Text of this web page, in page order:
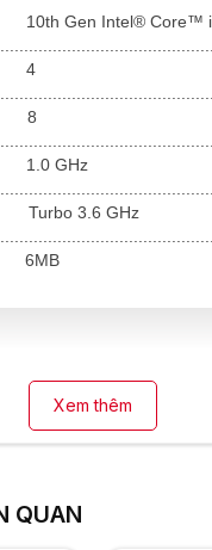
th Gen Intel® Core™ i
GHz
3.6 GHz
8GB
Xem thêm
QUAN